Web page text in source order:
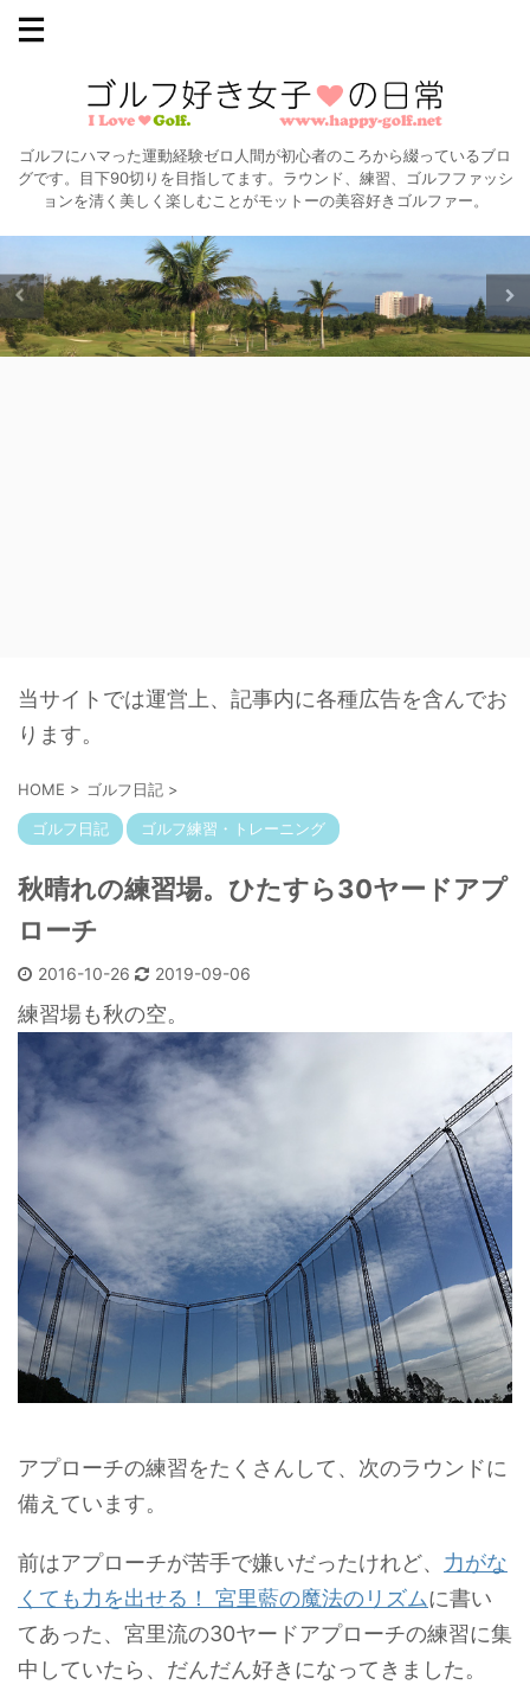
ゴルフにハマった運動経験ゼロ人間が初心者のころから綴っているブロ
グです。目下90切りを目指してます。ラウンド、練習、ゴルフファッシ
ョンを清く美しく楽しむことがモットーの美容好きゴルファー。
当サイトでは運営上、記事内に各種広告を含んでお
ります。
HOME > ゴルフ日記 >
ゴルフ日記 ゴルフ練習・トレーニング
秋晴れの練習場。ひたすら30ヤードアプ
ローチ
2016-10-26 2019-09-06
練習場も秋の空。
アプローチの練習をたくさんして、次のラウンドに
備えています。
前はアプローチが苦手で嫌いだったけれど、 力がな
くても力を出せる！ 宮里藍の魔法のリズムに書い
てあった、宮里流の30ヤードアプローチの練習に集
中していたら、だんだん好きになってきました。